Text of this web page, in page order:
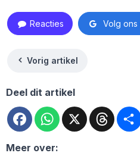
Reacties Volg ons
Vorig artikel
Deel dit artikel
FacebookWhatsApp
X
Meer over: